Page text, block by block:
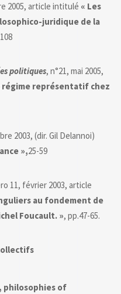
2005, article intitulé « Les
juridique de la
politiques, n°21, mai 2005,
représentatif chez
2003, (dir. Gil Delannoi)
»,25-59
11, février 2003, article
au fondement de
Foucault. », pp.47-65.
philosophies of